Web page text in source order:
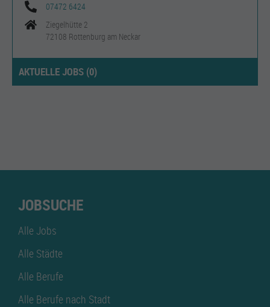
07472 6424
Ziegelhütte 2
72108 Rottenburg am Neckar
AKTUELLE JOBS (0)
JOBSUCHE
Alle Jobs
Alle Städte
Alle Berufe
Alle Berufe nach Stadt